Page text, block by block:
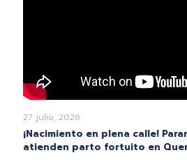
27 julio, 2026
¡Nacimiento en plena calle!
atienden parto fortuito en